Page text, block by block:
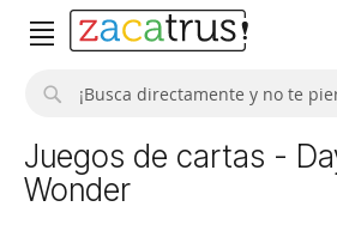
Juegos de cartas -
Wonder